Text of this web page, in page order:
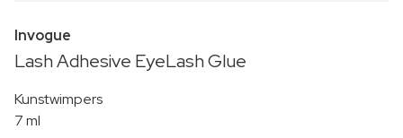
Invogue
Lash Adhesive EyeLash Glue
Kunstwimpers
7 ml